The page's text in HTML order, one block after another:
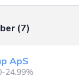
(7)
ApS
24.99%